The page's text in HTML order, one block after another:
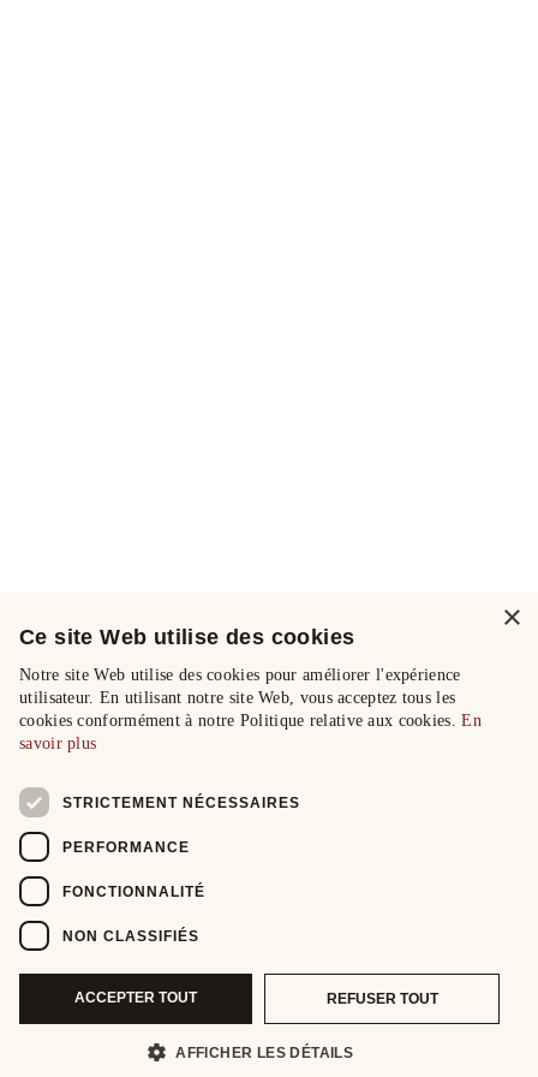
×
Ce site Web utilise des cookies
Notre site Web utilise des cookies pour améliorer l'expérience
utilisateur. En utilisant notre site Web, vous acceptez tous les
cookies conformément à notre Politique relative aux cookies.En
savoir plus
STRICTEMENT NÉCESSAIRES
PERFORMANCE
FONCTIONNALITÉ
NON CLASSIFIÉS
ACCEPTER TOUT REFUSER TOUT
AFFICHER LES DÉTAILS